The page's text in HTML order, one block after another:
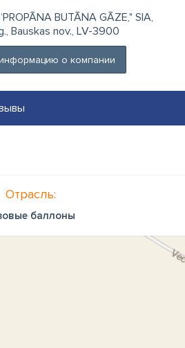
BUTĀNA GĀZE," SIA,
Bauskas nov., LV-3900
о компании
Отрасль:
баллоны